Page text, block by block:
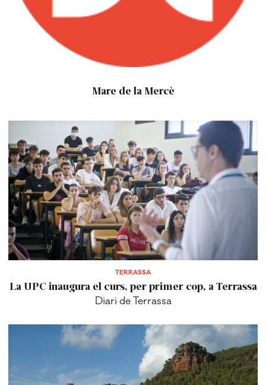
Mare de la Mercè
TERRASSA
La UPC inaugura el curs, per primer cop, a Terrassa
Diari de Terrassa